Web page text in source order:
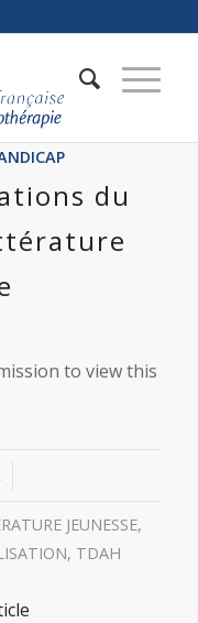
du
to view this
JEUNESSE,
, TDAH